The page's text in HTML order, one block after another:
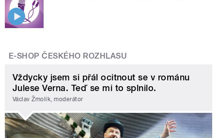
E-SHOP ČESKÉHO ROZHLASU
Vždycky jsem si přál ocitnout se v románu
Julese Verna. Teď se mi to splnilo.
Václav Žmolík, moderátor